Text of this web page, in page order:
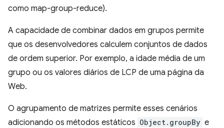
como map-group-reduce).
A capacidade de combinar dados em grupos permite
que os desenvolvedores calculem conjuntos de dados
de ordem superior. Por exemplo, a idade média de um
grupo ou os valores diários de LCP de uma página da
Web.
O agrupamento de matrizes permite esses cenários
adicionando os métodos estáticos Object.groupBy e